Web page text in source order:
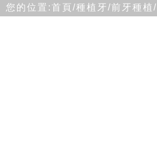
您的位置:首頁/種植牙/前牙種植/